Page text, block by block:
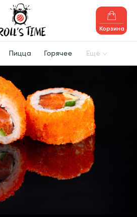
Корзина
Пицца Горячее Ещё